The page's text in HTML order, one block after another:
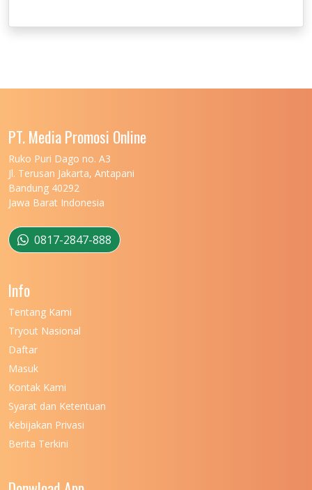
PT. Media Promosi Online
Ruko Puri Dago no. A3
Jl. Terusan Jakarta, Antapani
Bandung 40292
Jawa Barat Indonesia
0817-2847-888
Info
Tentang Kami
Tryout Nasional
Daftar
Masuk
Kontak Kami
Syarat dan Ketentuan
Kebijakan Privasi
Berita Terkini